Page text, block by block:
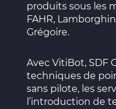
produits sous les
FAHR,
Grégoire.
Avec VitiBot, SDF
techniques de
sans pilote, les
l’introduction de